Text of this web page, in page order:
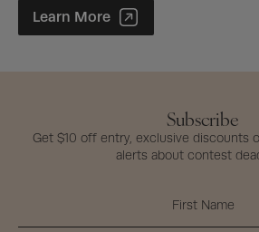
Photographer of the Year Contest
Learn More
Subscribe
Get $10 off entry, exclusive discounts
alerts about contest